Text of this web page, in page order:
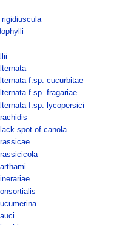
f.sp. cucurbitae
f.sp. fragariae
f.sp. lycopersici
spot of canola